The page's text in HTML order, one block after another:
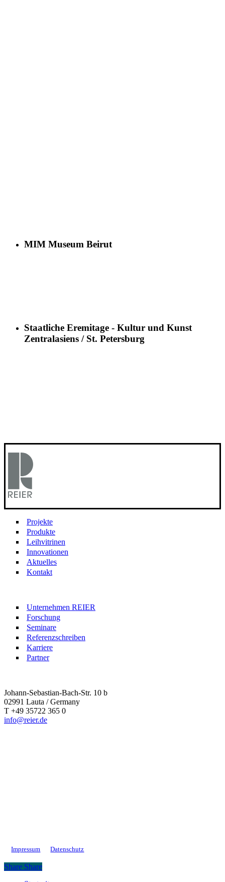
MIM Museum Beirut
Staatliche Eremitage - Kultur und Kunst
Zentralasiens / St. Petersburg
Projekte
Produkte
Leihvitrinen
Innovationen
Aktuelles
Kontakt
Unternehmen REIER
Forschung
Seminare
Referenzschreiben
Karriere
Partner
Johann-Sebastian-Bach-Str. 10 b
02991 Lauta / Germany
T +49 35722 365 0
info@reier.de
Impressum Datenschutz
Share Share